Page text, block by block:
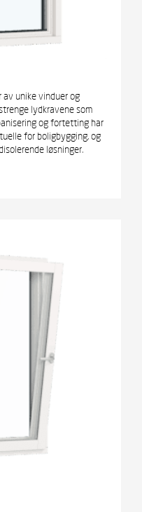
av unike vinduer og
lydkravene som
og fortetting har
for boligbygging, og
løsninger.